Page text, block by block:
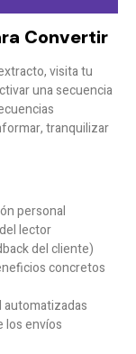
Convertir
visita tu
unasecuencia
tranquilizar
personal
lector
del cliente)
concretos
automatizadas
los envíos